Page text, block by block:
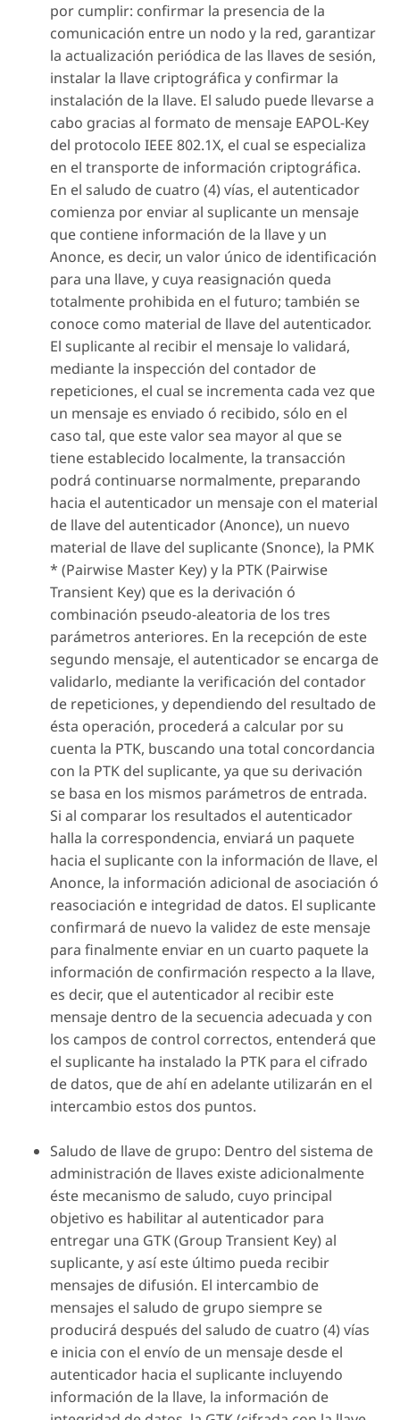
por cumplir: confirmar la presencia de la
comunicación entre un nodo y la red, garantizar
la actualización periódica de las llaves de sesión,
instalar la llave criptográfica y confirmar la
instalación de la llave. El saludo puede llevarse a
cabo gracias al formato de mensaje EAPOL-Key
del protocolo IEEE 802.1X, el cual se especializa
en el transporte de información criptográfica.
En el saludo de cuatro (4) vías, el autenticador
comienza por enviar al suplicante un mensaje
que contiene información de la llave y un
Anonce, es decir, un valor único de identificación
para una llave, y cuya reasignación queda
totalmente prohibida en el futuro; también se
conoce como material de llave del autenticador.
El suplicante al recibir el mensaje lo validará,
mediante la inspección del contador de
repeticiones, el cual se incrementa cada vez que
un mensaje es enviado ó recibido, sólo en el
caso tal, que este valor sea mayor al que se
tiene establecido localmente, la transacción
podrá continuarse normalmente, preparando
hacia el autenticador un mensaje con el material
de llave del autenticador (Anonce), un nuevo
material de llave del suplicante (Snonce), la PMK
* (Pairwise Master Key) y la PTK (Pairwise
Transient Key) que es la derivación ó
combinación pseudo-aleatoria de los tres
parámetros anteriores. En la recepción de este
segundo mensaje, el autenticador se encarga de
validarlo, mediante la verificación del contador
de repeticiones, y dependiendo del resultado de
ésta operación, procederá a calcular por su
cuenta la PTK, buscando una total concordancia
con la PTK del suplicante, ya que su derivación
se basa en los mismos parámetros de entrada.
Si al comparar los resultados el autenticador
halla la correspondencia, enviará un paquete
hacia el suplicante con la información de llave, el
Anonce, la información adicional de asociación ó
reasociación e integridad de datos. El suplicante
confirmará de nuevo la validez de este mensaje
para finalmente enviar en un cuarto paquete la
información de confirmación respecto a la llave,
es decir, que el autenticador al recibir este
mensaje dentro de la secuencia adecuada y con
los campos de control correctos, entenderá que
el suplicante ha instalado la PTK para el cifrado
de datos, que de ahí en adelante utilizarán en el
intercambio estos dos puntos.
Saludo de llave de grupo: Dentro del sistema de
administración de llaves existe adicionalmente
éste mecanismo de saludo, cuyo principal
objetivo es habilitar al autenticador para
entregar una GTK (Group Transient Key) al
suplicante, y así este último pueda recibir
mensajes de difusión. El intercambio de
mensajes el saludo de grupo siempre se
producirá después del saludo de cuatro (4) vías
e inicia con el envío de un mensaje desde el
autenticador hacia el suplicante incluyendo
información de la llave, la información de